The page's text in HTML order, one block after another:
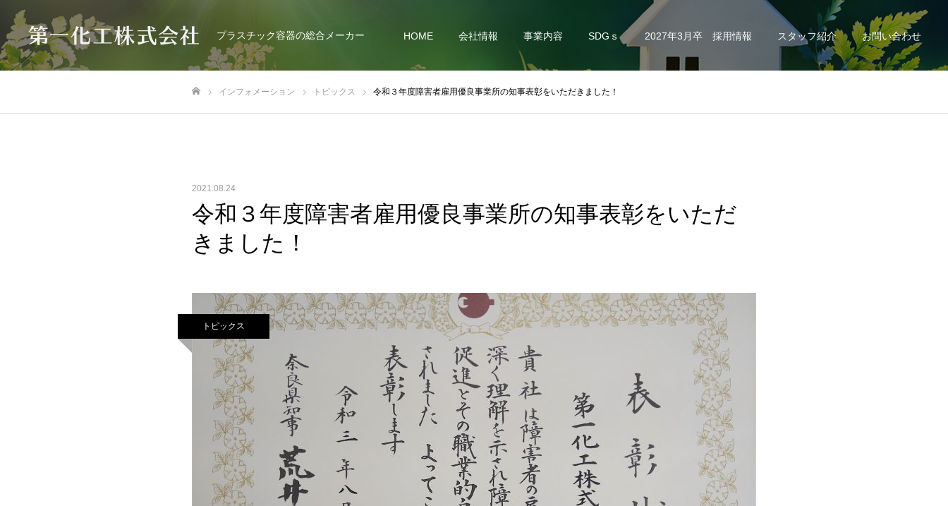
プラスチック容器の総合メーカー HOME 会社情報 事業内容 SDGｓ 2027年3月卒 採用情報 スタッフ紹介 お問い合わせ
インフォメーション トピックス 令和３年度障害者雇用優良事業所の知事表彰をいただきました！
2021.08.24
令和３年度障害者雇用優良事業所の知事表彰をいただ
きました！
トピックス